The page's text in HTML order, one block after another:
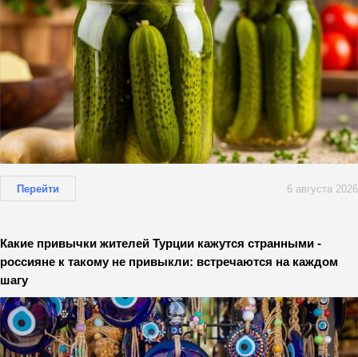
Перейти 6 августа 2026
Какие привычки жителей Турции кажутся странными -
россияне к такому не привыкли: встречаются на каждом
шагу